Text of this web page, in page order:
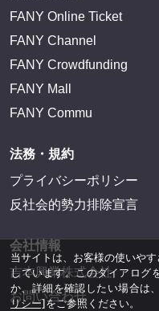
FANY Online Ticket
FANY Channel
FANY Crowdfunding
FANY Mall
FANY Commu
法務・規約
プライバシーポリシー
反社会的勢力排除宣言
会社情報
吉本興業株式会社
お問い合わせ
当サイトは、お客様の使いや
しています。このダイアログ
か、詳細を確認したい場合は、
リシー]をご参照ください。